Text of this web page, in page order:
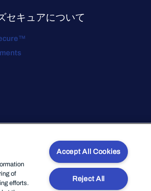
セキュアについて
of
efforts.
Accept All Cookies
Reject All